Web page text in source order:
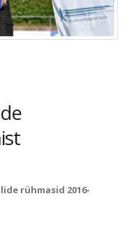
rühmasid 2016-